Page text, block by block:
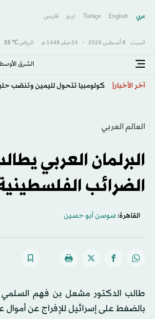
عربي English
Türkçe اردو فارسى
السبت, 8 أغسطس 2026 - 24 صفَر 1448 هـ الرياض℃
35
الشرق
آخر الأخبار
العالم العربي
البرلمان العربي
الضرائب
القاهرة: سوسن أبو حسين
بالضغط على إسرائيل للإفراج عن